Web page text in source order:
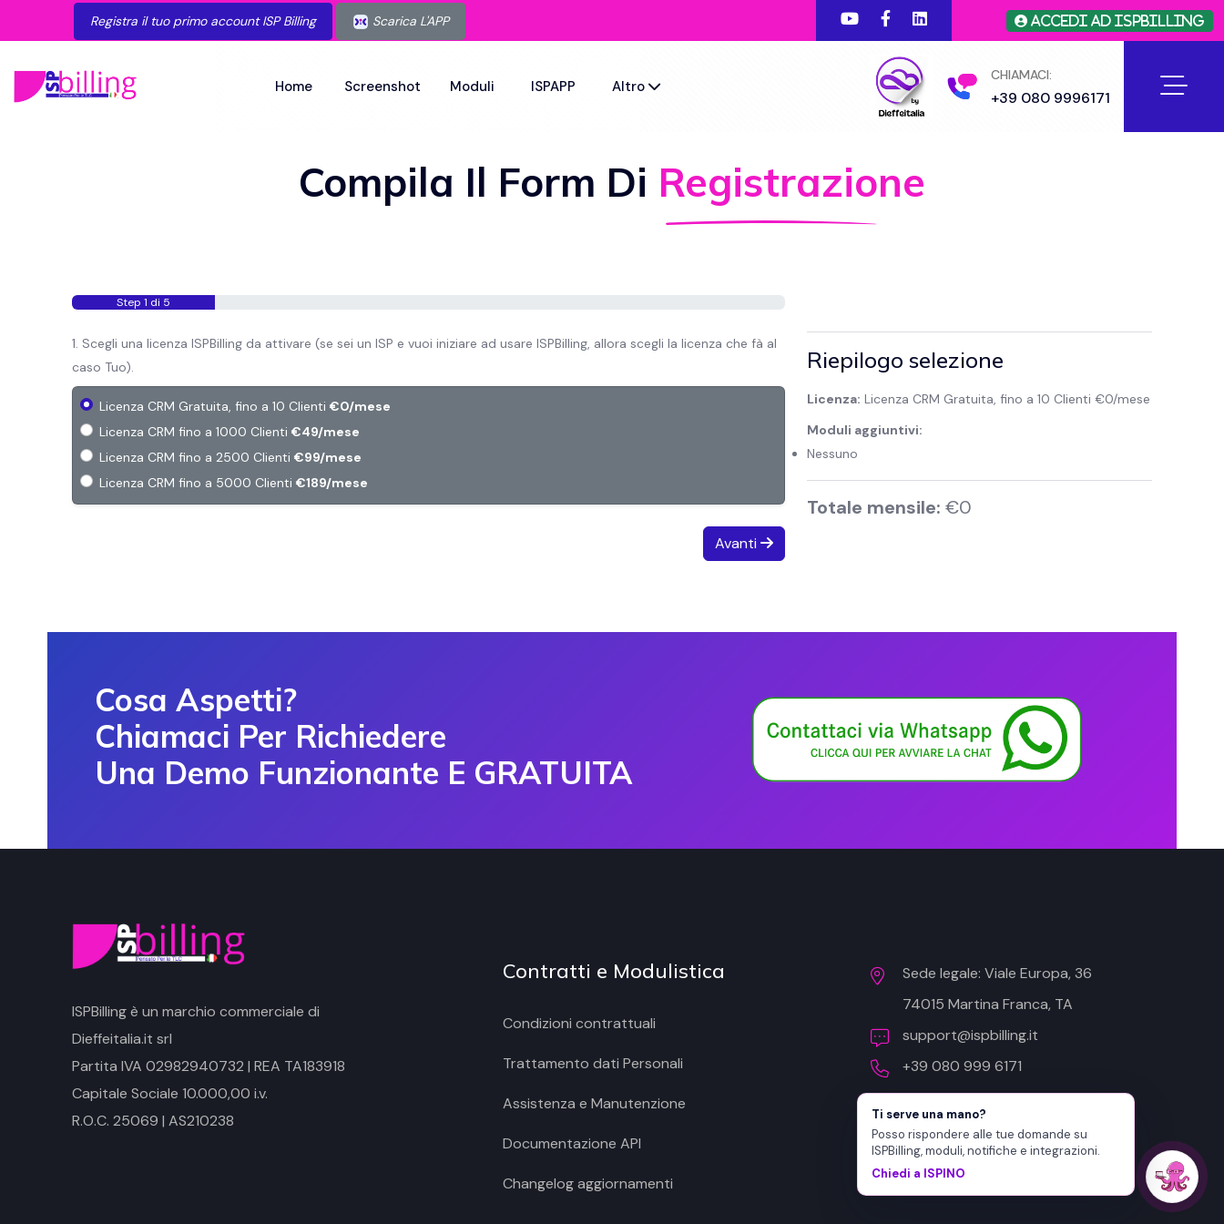
Registra il tuo primo account ISP Billing Scarica L'APP Accedi ad ISPBilling
Home Screenshot Moduli ISPAPP Altro
CHIAMACI:
+39 080 9996171
Compila Il Form Di Registrazione
Step 1 di 5
1. Scegli una licenza ISPBilling da attivare (se sei un ISP e vuoi iniziare ad usare ISPBilling, allora scegli la licenza che fà al
caso Tuo).
Licenza CRM Gratuita, fino a 10 Clienti €0/mese
Licenza CRM fino a 1000 Clienti €49/mese
Licenza CRM fino a 2500 Clienti €99/mese
Licenza CRM fino a 5000 Clienti €189/mese
Avanti
Riepilogo selezione
Licenza: Licenza CRM Gratuita, fino a 10 Clienti €0/mese
Moduli aggiuntivi:
Nessuno
Totale mensile: €0
Cosa Aspetti?
Chiamaci Per Richiedere
Una Demo Funzionante E GRATUITA
ISPBilling è un marchio commerciale di
Dieffeitalia.it srl
Partita IVA 02982940732 | REA TA183918
Capitale Sociale 10.000,00 i.v.
R.O.C. 25069 | AS210238
Contratti e Modulistica
Condizioni contrattuali
Trattamento dati Personali
Assistenza e Manutenzione
Documentazione API
Changelog aggiornamenti
Sede legale: Viale Europa, 36
74015 Martina Franca, TA
support@ispbilling.it
+39 080 999 6171
Ti serve una mano?
Posso rispondere alle tue domande su
ISPBilling, moduli, notifiche e integrazioni.
Chiedi a ISPINO